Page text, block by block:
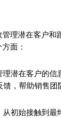
理潜在客户
面：
理潜在客户的
，帮助销售团
初始接触到